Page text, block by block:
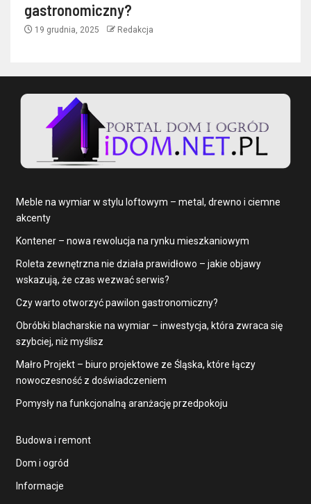
gastronomiczny?
19 grudnia, 2025 Redakcja
Meble na wymiar w stylu loftowym – metal, drewno i ciemne
akcenty
Kontener – nowa rewolucja na rynku mieszkaniowym
Roleta zewnętrzna nie działa prawidłowo – jakie objawy
wskazują, że czas wezwać serwis?
Czy warto otworzyć pawilon gastronomiczny?
Obróbki blacharskie na wymiar – inwestycja, która zwraca się
szybciej, niż myślisz
Małro Projekt – biuro projektowe ze Śląska, które łączy
nowoczesność z doświadczeniem
Pomysły na funkcjonalną aranżację przedpokoju
Budowa i remont
Dom i ogród
Informacje